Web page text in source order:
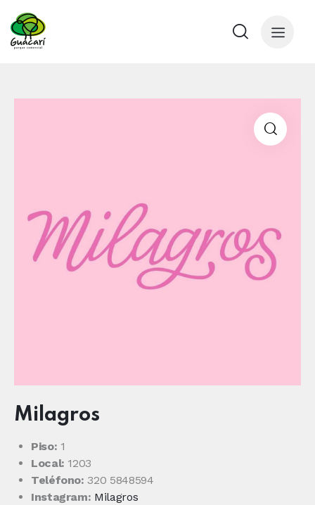
Milagros
Piso: 1
Local: 1203
Teléfono: 320 5848594
Instagram: Milagros